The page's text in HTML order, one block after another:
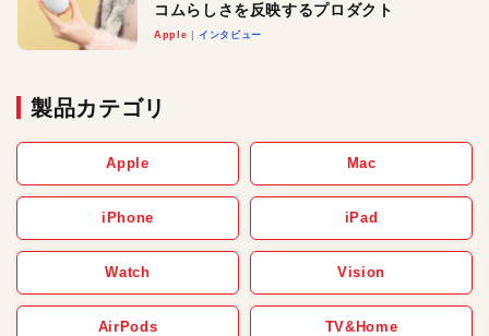
コムらしさを反映するプロダクト
Apple インタビュー
製品カテゴリ
Apple Mac
iPhone iPad
Watch Vision
AirPods TV&Home